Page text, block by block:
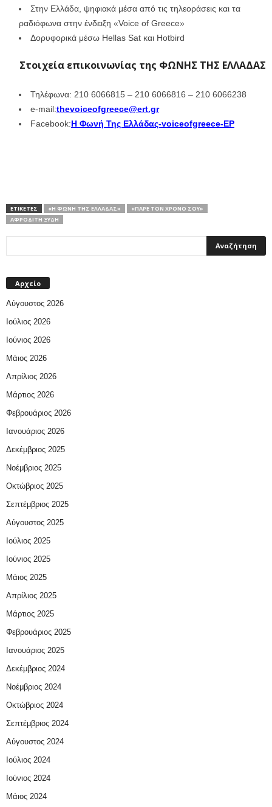
Στην Ελλάδα, ψηφιακά μέσα από τις τηλεοράσεις και τα
ραδιόφωνα στην ένδειξη «Voice of Greece»
Δορυφορικά μέσω Hellas Sat και Hotbird
Στοιχεία επικοινωνίας της ΦΩΝΗΣ ΤΗΣ ΕΛΛΑΔΑΣ
Τηλέφωνα: 210 6066815 – 210 6066816 – 210 6066238
e-mail:thevoiceofgreece@ert.gr
Facebook:Η Φωνή Της Ελλάδας-voiceofgreece-ΕΡ
ΕΤΙΚΕΤΕΣ «Η ΦΩΝΉ ΤΗΣ ΕΛΛΆΔΑΣ»
«ΠΆΡΕ ΤΟΝ ΧΡΌΝΟ ΣΟΥ»
ΑΦΡΟΔΊΤΗ ΞΎΔΗ
Αρχείο
Αύγουστος 2026
Ιούλιος 2026
Ιούνιος 2026
Μάιος 2026
Απρίλιος 2026
Μάρτιος 2026
Φεβρουάριος 2026
Ιανουάριος 2026
Δεκέμβριος 2025
Νοέμβριος 2025
Οκτώβριος 2025
Σεπτέμβριος 2025
Αύγουστος 2025
Ιούλιος 2025
Ιούνιος 2025
Μάιος 2025
Απρίλιος 2025
Μάρτιος 2025
Φεβρουάριος 2025
Ιανουάριος 2025
Δεκέμβριος 2024
Νοέμβριος 2024
Οκτώβριος 2024
Σεπτέμβριος 2024
Αύγουστος 2024
Ιούλιος 2024
Ιούνιος 2024
Μάιος 2024